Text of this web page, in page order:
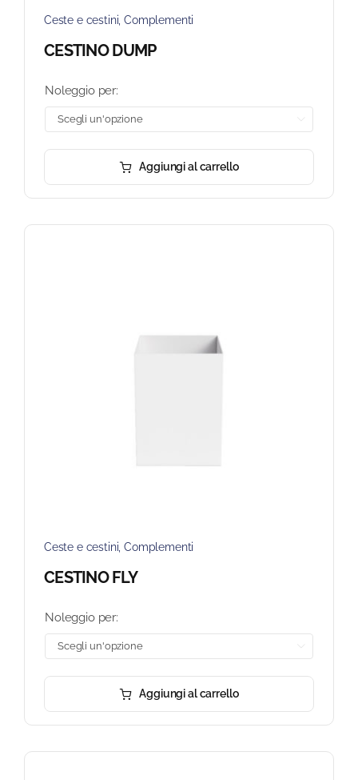
Ceste e cestini ,Complementi
CESTINO DUMP
Noleggio per:
Aggiungi al carrello
Ceste e cestini ,Complementi
CESTINO FLY
Noleggio per:
Aggiungi al carrello